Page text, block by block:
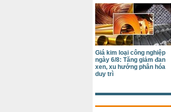
Giá kim loại công nghiệp
ngày 6/8: Tăng giảm đan
xen, xu hướng phân hóa
duy trì